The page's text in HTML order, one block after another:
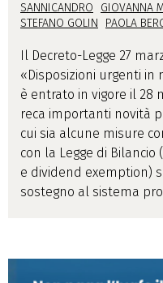
SANNICANDRO
GIOVANNA
STEFANO GOLIN
PAOLA
Il Decreto-Legge 27
«Disposizioni urgenti in
è entrato in vigore il 28
reca importanti novità
cui sia alcune misure
con la Legge di
e dividend exemption)
sostegno al sistema